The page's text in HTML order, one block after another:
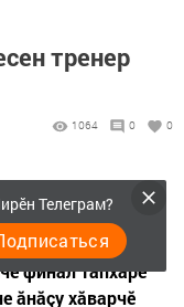
тренер
1064 0 0
финал тапхăрӗ
ăнăçу хăварчӗ
Телеграм?